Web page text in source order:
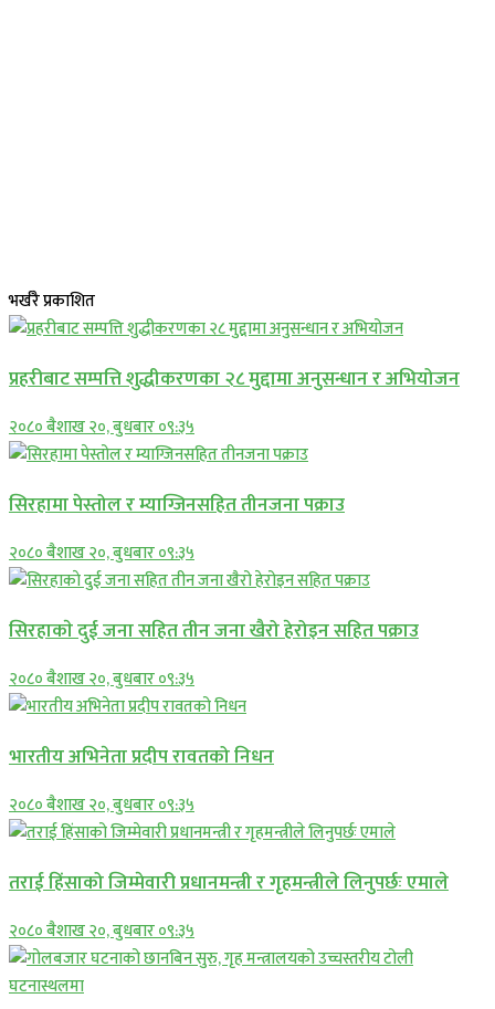
भर्खरै प्रकाशित
प्रहरीबाट सम्पत्ति शुद्धीकरणका २८ मुद्दामा अनुसन्धान र अभियोजन
२०८० बैशाख २०, बुधबार ०९:३५
सिरहामा पेस्तोल र म्याग्जिनसहित तीनजना पक्राउ
२०८० बैशाख २०, बुधबार ०९:३५
सिरहाकाे दुई जना सहित तीन जना खैरो हेरोइन सहित पक्राउ
२०८० बैशाख २०, बुधबार ०९:३५
भारतीय अभिनेता प्रदीप रावतको निधन
२०८० बैशाख २०, बुधबार ०९:३५
तराई हिंसाको जिम्मेवारी प्रधानमन्त्री र गृहमन्त्रीले लिनुपर्छः एमाले
२०८० बैशाख २०, बुधबार ०९:३५